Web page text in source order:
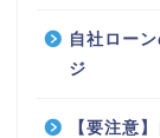
自社ロー
ジ
【要注意